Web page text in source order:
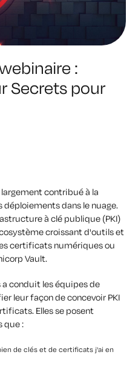
:
Secrets pour
contribué à la
dans le nuage.
à clé publique (PKI)
croissant d'outils et
certificats numériques ou
Vault.
conduit les équipes de
leur façon de concevoir PKI
Elles se posent
que :
de clés et de certificats j'ai en